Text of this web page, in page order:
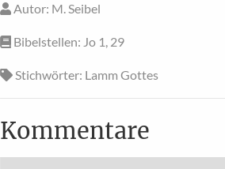
Autor: M. Seibel
Bibelstellen: Jo 1, 29
Stichwörter: Lamm Gottes
Kommentare